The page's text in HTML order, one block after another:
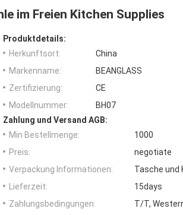
im Freien Kitchen Supplies
Produktdetails:
Herkunftsort:
China
Markenname:
BEANGLASS
Zertifizierung:
CE
Modellnummer:
BH07
Zahlung und Versand AGB:
Min Bestellmenge:
1000
Preis:
negotiate
Verpackung Informationen:
Tasche und
Lieferzeit:
15days
Zahlungsbedingungen:
T/T,